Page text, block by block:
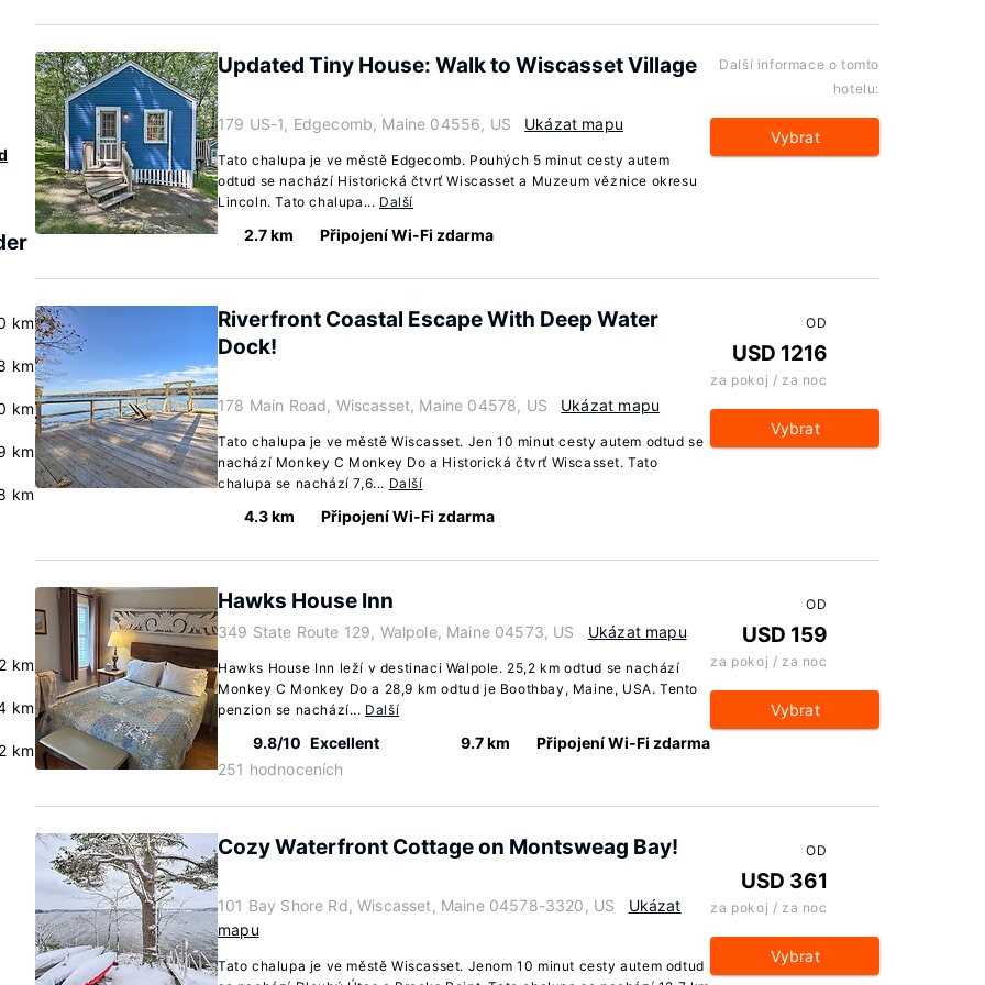
km
km
km
km
km
km
km
km
Updated Tiny House: Walk to Wiscasset Village
179 US-1, Edgecomb, Maine 04556, US Ukázat mapu
Tato chalupa je ve městě Edgecomb. Pouhých 5 minut cesty autem
odtud se nachází Historická čtvrť Wiscasset a Muzeum věznice okresu
Lincoln. Tato chalupa... Další
2.7 km Připojení Wi-Fi zdarma
Další informace o tomto
hotelu:
Vybrat
Riverfront Coastal Escape With Deep Water
Dock!
178 Main Road, Wiscasset, Maine 04578, US Ukázat mapu
Tato chalupa je ve městě Wiscasset. Jen 10 minut cesty autem odtud se
nachází Monkey C Monkey Do a Historická čtvrť Wiscasset. Tato
chalupa se nachází 7,6... Další
4.3 km Připojení Wi-Fi zdarma
OD
USD 1216
za pokoj / za noc
Vybrat
Hawks House Inn
349 State Route 129, Walpole, Maine 04573, US Ukázat mapu
Hawks House Inn leží v destinaci Walpole. 25,2 km odtud se nachází
Monkey C Monkey Do a 28,9 km odtud je Boothbay, Maine, USA. Tento
penzion se nachází... Další
9.8/10 Excellent
251 hodnoceních
9.7 km Připojení Wi-Fi zdarma
OD
USD 159
za pokoj / za noc
Vybrat
Cozy Waterfront Cottage on Montsweag Bay!
101 Bay Shore Rd, Wiscasset, Maine 04578-3320, US
Ukázat
mapu
Tato chalupa je ve městě Wiscasset. Jenom 10 minut cesty autem odtud
OD
USD 361
za pokoj / za noc
Vybrat